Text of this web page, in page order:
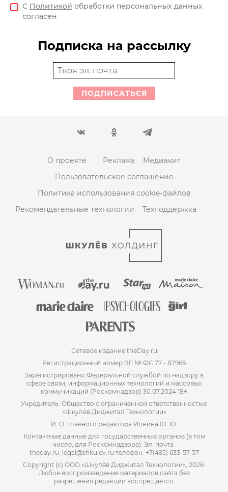
С Политикой обработки персональных данных
согласен
Подписка на рассылку
ПОДПИСАТЬСЯ
О проекте Реклама
Медиакит
Пользовательское соглашение
Политика использования cookie-файлов
Рекомендательные технологии
Техподдержка
Сетевое издание theDay.ru
Регистрационный номер ЭЛ № ФС 77 - 87966
Зарегистрировано Федеральной службой по надзору в
сфере связи, информационных технологий и массовых
коммуникаций (Роскомнадзор) 30.07.2024 18+
Учредитель: Общество с ограниченной ответственностью
«Шкулёв Диджитал Технологии»
И. О. главного редактора Ионина Ю. Ю.
Контактные данные для государственных органов (в том
числе, для Роскомнадзора): Эл. почта:
theday.ru_legal@shkulev.ru телефон: +7(495) 633-57-57
Copyright (с) ООО «Шкулёв Диджитал Технологии», 2026.
Любое воспроизведение материалов сайта без
разрешения редакции воспрещается.